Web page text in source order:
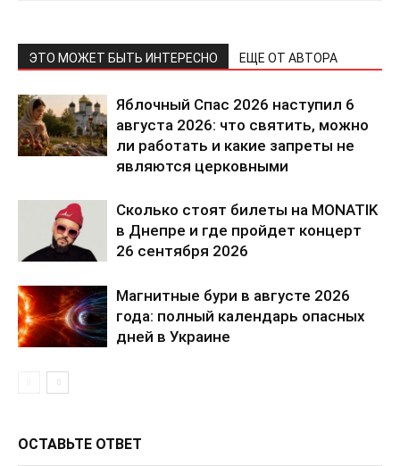
Связаться с нами
Политика конфиденциальности
Подписка
Мой аккаунт
Контакты
ЭТО МОЖЕТ БЫТЬ ИНТЕРЕСНО ЕЩЕ ОТ АВТОРА
Яблочный Спас 2026 наступил 6
августа 2026: что святить, можно
ли работать и какие запреты не
являются церковными
Сколько стоят билеты на MONATIK
в Днепре и где пройдет концерт
26 сентября 2026
Магнитные бури в августе 2026
года: полный календарь опасных
дней в Украине
ОСТАВЬТЕ ОТВЕТ